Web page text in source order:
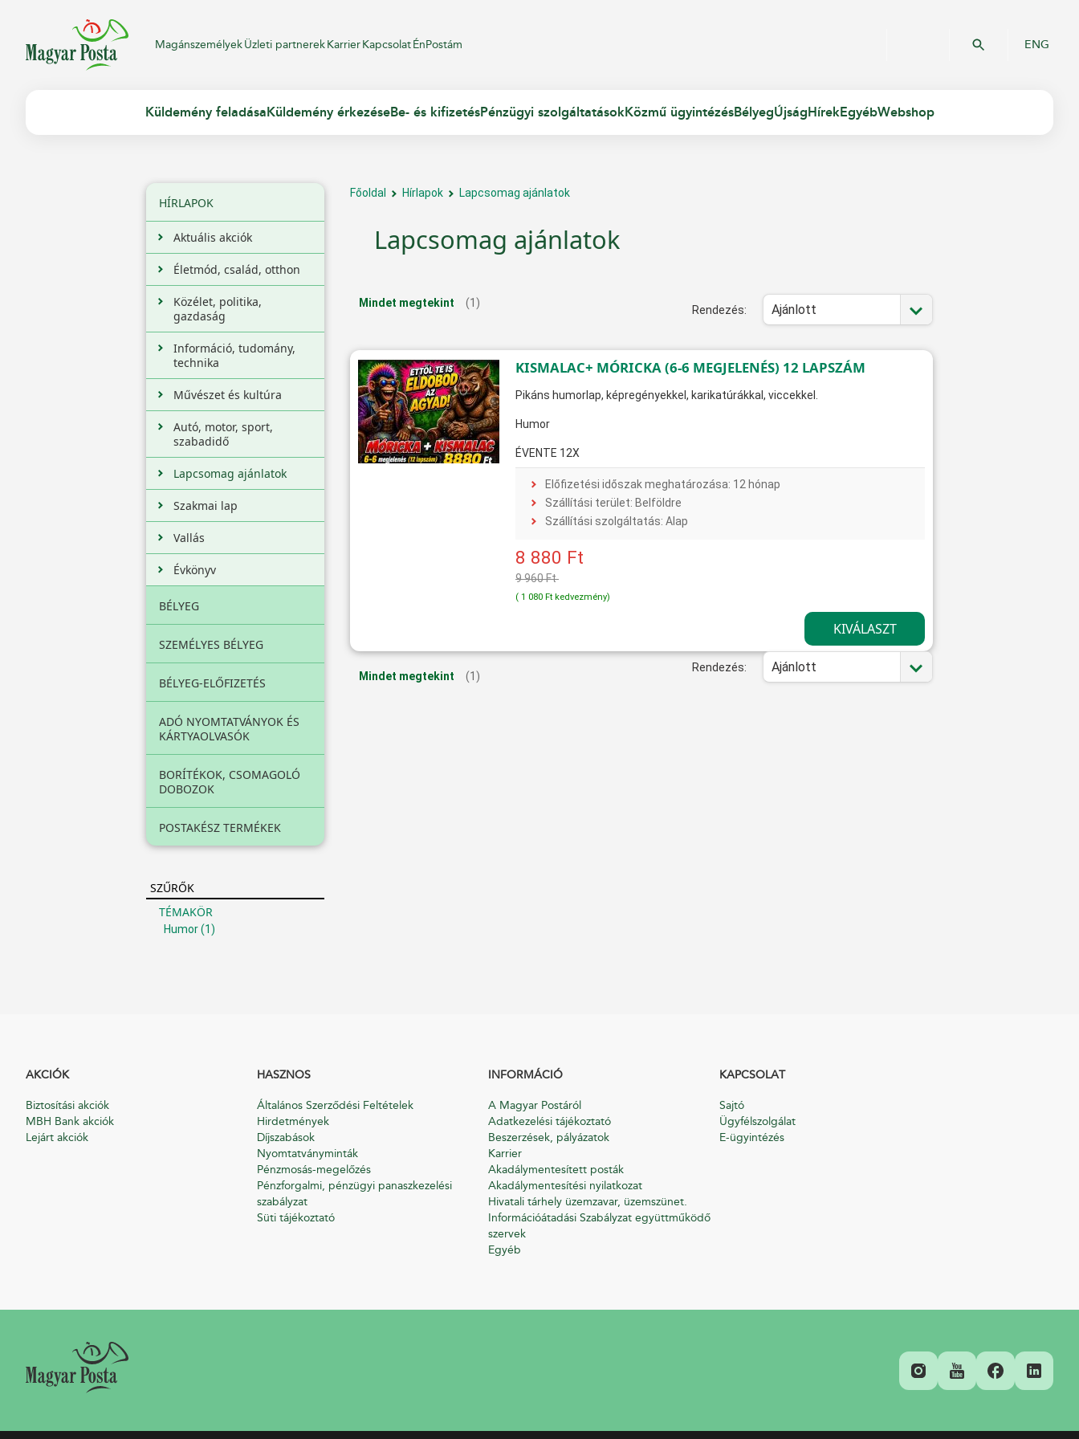
MagánszemélyekÜzleti partnerekKarrierKapcsolatÉnPostám ENG
Küldemény feladása Küldemény érkezéseBe- és kifizetésPénzügyi szolgáltatásokKözmű ügyintézésBélyegÚjság HírekEgyébWebshop
HÍRLAPOK
Aktuális akciók
Életmód, család, otthon
Közélet, politika,
gazdaság
Információ, tudomány,
technika
Művészet és kultúra
Autó, motor, sport,
szabadidő
Lapcsomag ajánlatok
Szakmai lap
Vallás
Évkönyv
BÉLYEG
SZEMÉLYES BÉLYEG
BÉLYEG-ELŐFIZETÉS
ADÓ NYOMTATVÁNYOK ÉS
KÁRTYAOLVASÓK
BORÍTÉKOK, CSOMAGOLÓ
DOBOZOK
POSTAKÉSZ TERMÉKEK
SZŰRŐK
TÉMAKÖR
Humor(1)
Főoldal Hírlapok Lapcsomag ajánlatok
Lapcsomag ajánlatok
Ajánlott
Rendezés:
Mindet megtekint (1)
KISMALAC+ MÓRICKA (6-6 MEGJELENÉS) 12 LAPSZÁM
Pikáns humorlap, képregényekkel, karikatúrákkal, viccekkel.
Humor
ÉVENTE 12X
Előfizetési időszak meghatározása: 12 hónap
Szállítási terület: Belföldre
Szállítási szolgáltatás: Alap
8 880 Ft
9 960 Ft
( 1 080 Ft kedvezmény)
Ajánlott
Rendezés:
Mindet megtekint (1)
AKCIÓK
Biztosítási akciók
MBH Bank akciók
Lejárt akciók
HASZNOS
Általános Szerződési Feltételek
Hirdetmények
Díjszabások
Nyomtatványminták
Pénzmosás-megelőzés
Pénzforgalmi, pénzügyi panaszkezelési
szabályzat
Süti tájékoztató
INFORMÁCIÓ
A Magyar Postáról
Adatkezelési tájékoztató
Beszerzések, pályázatok
Karrier
Akadálymentesített posták
Akadálymentesítési nyilatkozat
Hivatali tárhely üzemzavar, üzemszünet.
Információátadási Szabályzat együttműködő
szervek
Egyéb
KAPCSOLAT
Sajtó
Ügyfélszolgálat
E-ügyintézés